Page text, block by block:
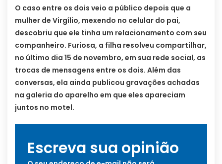
O caso entre os dois veio a público depois que a
mulher de Virgílio, mexendo no celular do pai,
descobriu que ele tinha um relacionamento com seu
companheiro. Furiosa, a filha resolveu compartilhar,
no último dia 15 de novembro, em sua rede social, as
trocas de mensagens entre os dois. Além das
conversas, ela ainda publicou gravações achadas
na galeria do aparelho em que eles apareciam
juntos no motel.
Escreva sua opinião